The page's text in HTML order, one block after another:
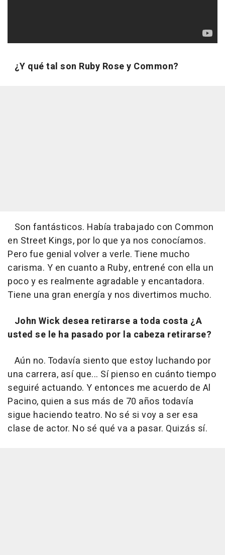
¿Y qué tal son Ruby Rose y Common?
Son fantásticos. Había trabajado con Common
en Street Kings, por lo que ya nos conocíamos.
Pero fue genial volver a verle. Tiene mucho
carisma. Y en cuanto a Ruby, entrené con ella un
poco y es realmente agradable y encantadora.
Tiene una gran energía y nos divertimos mucho.
John Wick desea retirarse a toda costa ¿A
usted se le ha pasado por la cabeza retirarse?
Aún no. Todavía siento que estoy luchando por
una carrera, así que... Sí pienso en cuánto tiempo
seguiré actuando. Y entonces me acuerdo de Al
Pacino, quien a sus más de 70 años todavía
sigue haciendo teatro. No sé si voy a ser esa
clase de actor. No sé qué va a pasar. Quizás sí.